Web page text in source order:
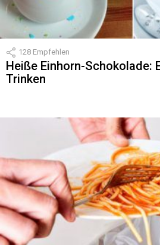
128 Empfehlen
Heiße Einhorn-Schokolade:
Trinken